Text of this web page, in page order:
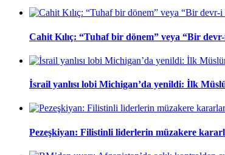
Cahit Kılıç: “Tuhaf bir dönem” veya “Bir
İsrail yanlısı lobi Michigan’da yenildi: İlk
Pezeşkiyan: Filistinli liderlerin müzakere